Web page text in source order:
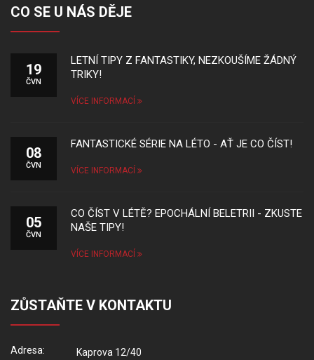
CO SE U NÁS DĚJE
19
ČVN
LETNÍ TIPY Z FANTASTIKY, NEZKOUŠÍME ŽÁDNÝ
TRIKY!
VÍCE INFORMACÍ
08
ČVN
FANTASTICKÉ SÉRIE NA LÉTO - AŤ JE CO ČÍST!
VÍCE INFORMACÍ
05
ČVN
CO ČÍST V LÉTĚ? EPOCHÁLNÍ BELETRII - ZKUSTE
NAŠE TIPY!
VÍCE INFORMACÍ
ZŮSTAŇTE V KONTAKTU
Adresa:
Kaprova 12/40